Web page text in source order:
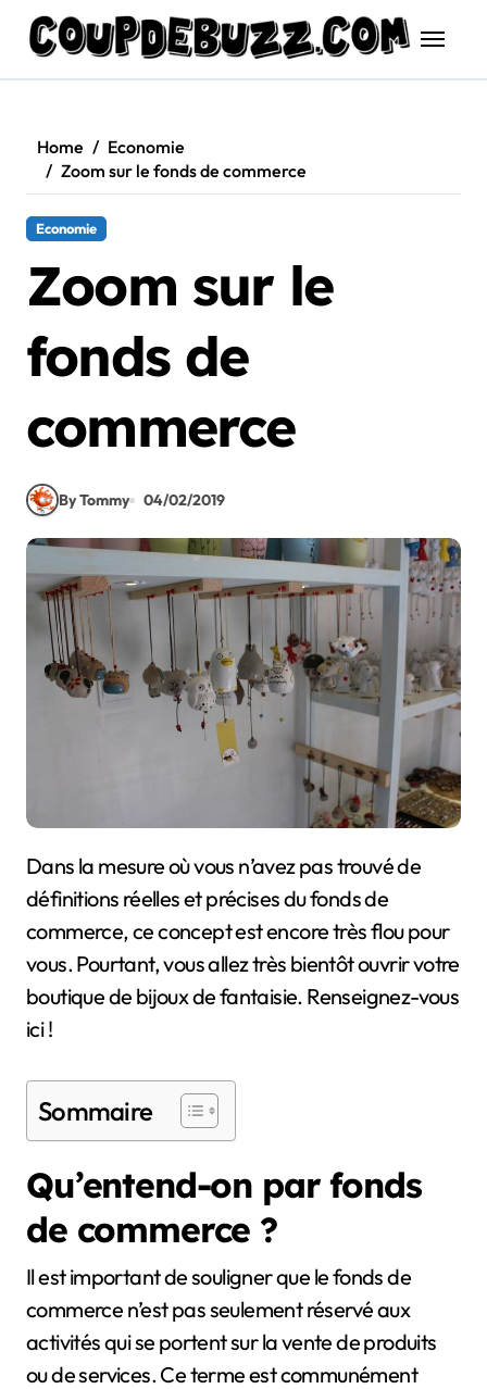
content
Home
Economie
Zoom sur le fonds de commerce
Economie
Zoom sur le
fonds de
commerce
By Tommy 04/02/2019
Dans la mesure où vous n’avez pas trouvé de
définitions réelles et précises du fonds de
commerce, ce concept est encore très flou pour
vous. Pourtant, vous allez très bientôt ouvrir votre
boutique de bijoux de fantaisie. Renseignez-vous
ici !
Sommaire
Qu’entend-on par fonds
de commerce ?
Il est important de souligner que le fonds de
commerce n’est pas seulement réservé aux
activités qui se portent sur la vente de produits
ou de services. Ce terme est communément